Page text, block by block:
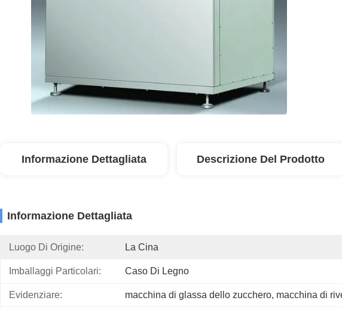
Informazione Dettagliata Descrizione Del Prodotto
Informazione Dettagliata
Luogo Di Origine: La Cina
Imballaggi Particolari: Caso Di Legno
Evidenziare: macchina di glassa dello zucchero, macchina di